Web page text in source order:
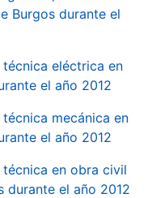
Burgos durante el
eléctrica en
el año 2012
mecánica en
el año 2012
en obra civil
durante el año 2012